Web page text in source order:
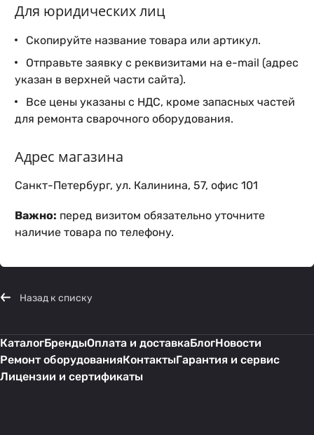
Для юридических лиц
Скопируйте название товара или артикул.
Отправьте заявку с реквизитами на e-mail (адрес
указан в верхней части сайта).
Все цены указаны с НДС, кроме запасных частей
для ремонта сварочного оборудования.
Адрес магазина
Санкт-Петербург, ул. Калинина, 57, офис 101
Важно: перед визитом обязательно уточните
наличие товара по телефону.
Назад к списку
КаталогБрендыОплата и доставкаБлогНовости
Ремонт оборудованияКонтактыГарантия и сервис
Лицензии и сертификаты